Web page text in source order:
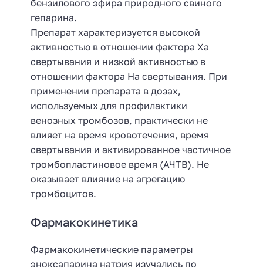
бензилового эфира природного свиного
гепарина.
Препарат характеризуется высокой
активностью в отношении фактора Ха
свертывания и низкой активностью в
отношении фактора На свертывания. При
применении препарата в дозах,
используемых для профилактики
венозных тромбозов, практически не
влияет на время кровотечения, время
свертывания и активированное частичное
тромбопластиновое время (АЧТВ). Не
оказывает влияние на агрегацию
тромбоцитов.
Фармакокинетика
Фармакокинетические параметры
эноксапарина натрия изучались по